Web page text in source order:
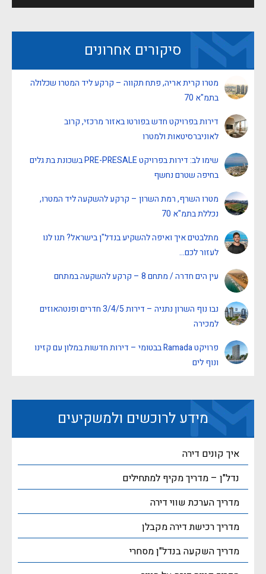
סיקורים אחרונים
מטרו קרית אריה, פתח תקווה – קרקע ליד המטרו שכלולה
בתמ"א 70
דירות בפרויקט חדש בפורטו באזור מרכזי, קרוב
לאוניברסיטאות ולמטרו
שימו לב: דירות בפרויקט PRE-PRESALE בשכונת בת גלים
בחיפה שטרם נחשף
מטרו השרף, רמת השרון – קרקע להשקעה ליד המטרו,
נכללת בתמ"א 70
מתלבטים איך ואיפה להשקיע בנדל"ן בישראל? תנו לנו
לעזור לכם…
עין הים חדרה / מתחם 8 – קרקע להשקעה במתחם
נבו נוף השרון נתניה – דירות 3/4/5 חדרים ופנטהאוזים
למכירה
פרויקט Ramada בבטומי – דירות חדשות במלון עם קזינו
ונוף לים
מידע לרוכשים ולמשקיעים
איך קונים דירה
נדל"ן – מדריך מקיף למתחילים
מדריך הערכת שווי דירה
מדריך רכישת דירה מקבלן
מדריך השקעה בנדל"ן מסחרי